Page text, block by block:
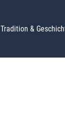
Tradition &